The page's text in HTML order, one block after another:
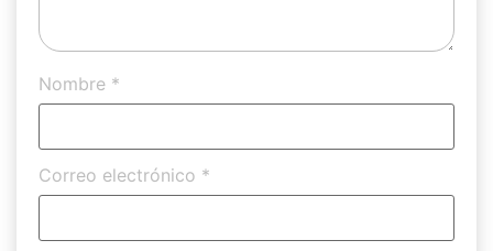
Nombre *
Correo electrónico *